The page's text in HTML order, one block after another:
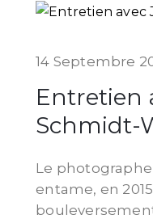
14 Septembre
Entretien
Schmidt-
Le
entame, en